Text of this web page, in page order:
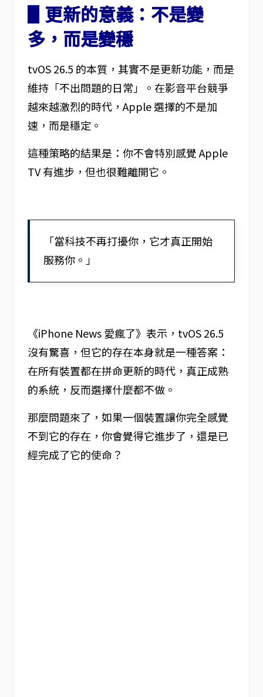
▋更新的意義：不是變
多，而是變穩
tvOS 26.5 的本質，其實不是更新功能，而是
維持「不出問題的日常」。在影音平台競爭
越來越激烈的時代，Apple 選擇的不是加
速，而是穩定。
這種策略的結果是：你不會特別感覺 Apple
TV 有進步，但也很難離開它。
「當科技不再打擾你，它才真正開始
服務你。」
《iPhone News 愛瘋了》表示，tvOS 26.5
沒有驚喜，但它的存在本身就是一種答案：
在所有裝置都在拼命更新的時代，真正成熟
的系統，反而選擇什麼都不做。
那麼問題來了，如果一個裝置讓你完全感覺
不到它的存在，你會覺得它進步了，還是已
經完成了它的使命？